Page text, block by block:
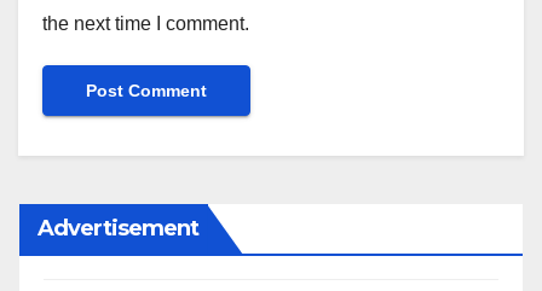
the next time I comment.
Advertisement